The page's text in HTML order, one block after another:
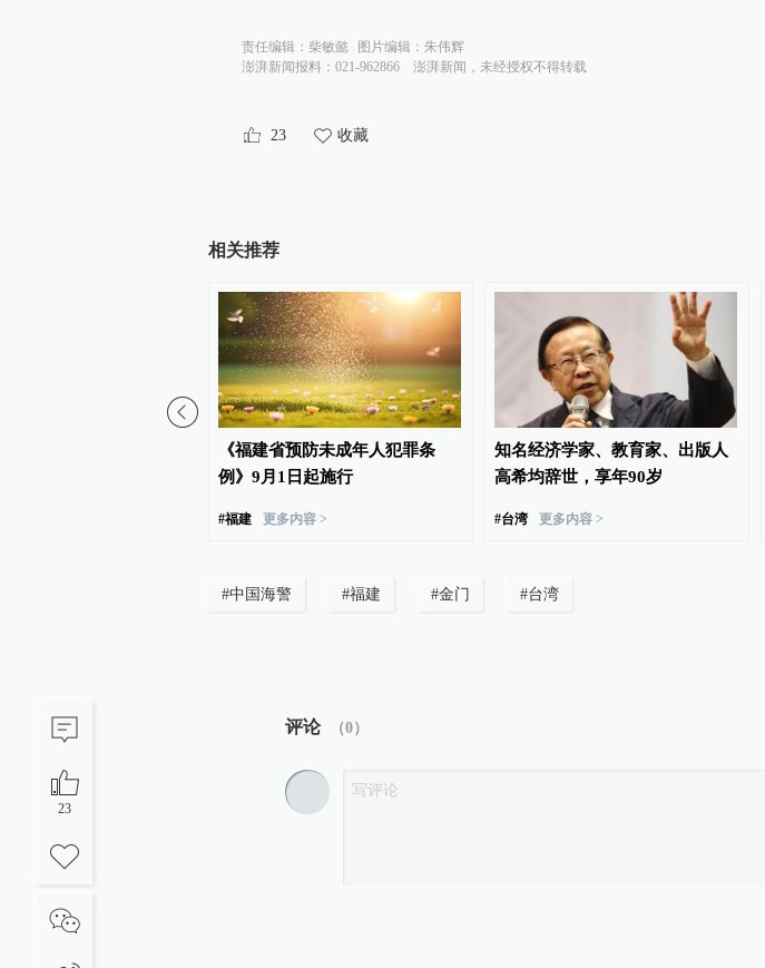
23
责任编辑： 柴敏懿 图片编辑： 朱伟辉
澎湃新闻报料：021-962866
澎湃新闻，未经授权不得转载
23 收藏
相关推荐
《福建省预防未成年人犯罪条
例》9月1日起施行
#福建 更多内容 >
知名经济学家、教育家、出版人
高希均辞世，享年90岁
#台湾 更多内容 >
#中国海警 #福建 #金门 #台湾
评论 （0）